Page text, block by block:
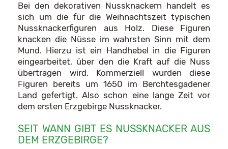
Bei den dekorativen Nussknackern handelt es
sich um die für die Weihnachtszeit typischen
Nussknackerfiguren aus Holz. Diese Figuren
knacken die Nüsse im wahrsten Sinn mit dem
Mund. Hierzu ist ein Handhebel in die Figuren
eingearbeitet, über den die Kraft auf die Nuss
übertragen wird. Kommerziell wurden diese
Figuren bereits um 1650 im Berchtesgadener
Land gefertigt. Also schon eine lange Zeit vor
dem ersten Erzgebirge Nussknacker.
SEIT WANN GIBT ES NUSSKNACKER AUS
DEM ERZGEBIRGE?